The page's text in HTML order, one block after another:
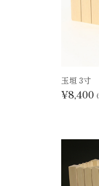
玉垣 3寸
¥8,400